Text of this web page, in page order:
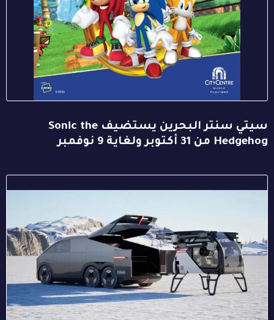
سيتي سنتر البحرين يستضيف Sonic the
Hedgehog من 31 أكتوبر ولغاية 9 نوفمبر